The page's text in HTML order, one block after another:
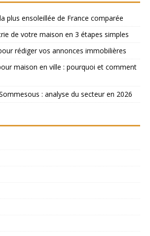
plus ensoleillée de France comparée
de votre maison en 3 étapes simples
rédiger vos annonces immobilières
maison en ville : pourquoi et comment
: analyse du secteur en 2026